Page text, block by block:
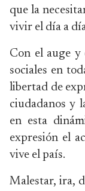
que la
vivir el día a
Con el auge y
sociales en
libertad de
ciudadanos y
en esta
expresión el
vive el país.
Malestar, ira,